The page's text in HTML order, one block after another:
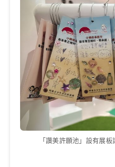
「讚美許願池」設有展